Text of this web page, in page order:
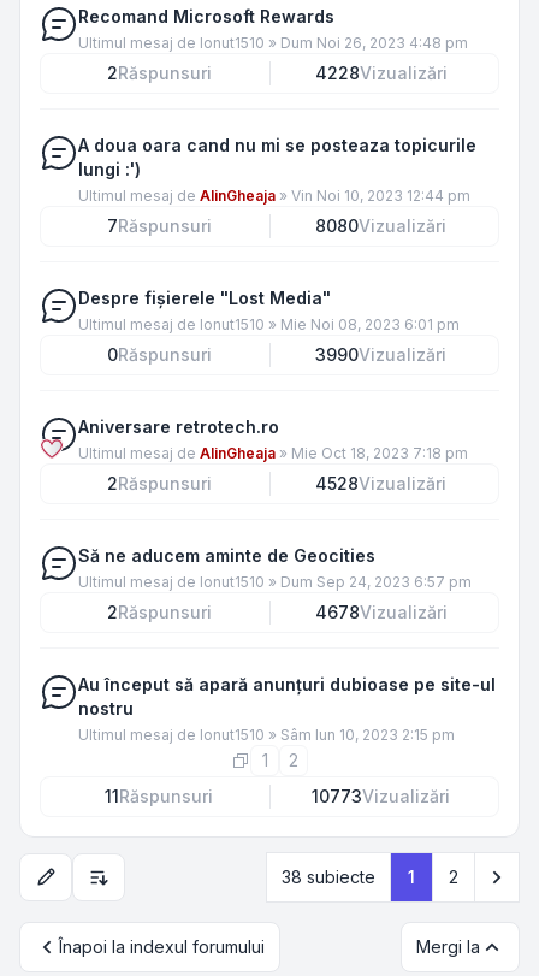
Recomand Microsoft Rewards
Ultimul mesaj de Ionut1510 » Dum Noi 26, 2023 4:48 pm
2Răspunsuri 4228Vizualizări
A doua oara cand nu mi se posteaza topicurile
lungi :')
Ultimul mesaj de AlinGheaja » Vin Noi 10, 2023 12:44 pm
7Răspunsuri 8080Vizualizări
Despre fișierele "Lost Media"
Ultimul mesaj de Ionut1510 » Mie Noi 08, 2023 6:01 pm
0Răspunsuri 3990Vizualizări
Aniversare retrotech.ro
Ultimul mesaj de AlinGheaja » Mie Oct 18, 2023 7:18 pm
2Răspunsuri 4528Vizualizări
Să ne aducem aminte de Geocities
Ultimul mesaj de Ionut1510 » Dum Sep 24, 2023 6:57 pm
2Răspunsuri 4678Vizualizări
Au început să apară anunțuri dubioase pe site-ul
nostru
Ultimul mesaj de Ionut1510 » Sâm Iun 10, 2023 2:15 pm
1
2
11Răspunsuri 10773Vizualizări
Opțiuni de sortare și afișare38 subiecte 1 2
Înapoi la indexul forumului Mergi la